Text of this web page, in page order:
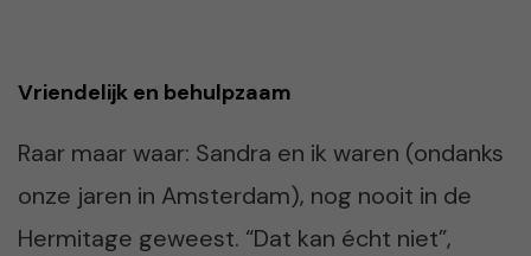
Vriendelijk en behulpzaam
Raar maar waar: Sandra en ik waren (ondanks
onze jaren in Amsterdam), nog nooit in de
Hermitage geweest. “Dat kan écht niet”,